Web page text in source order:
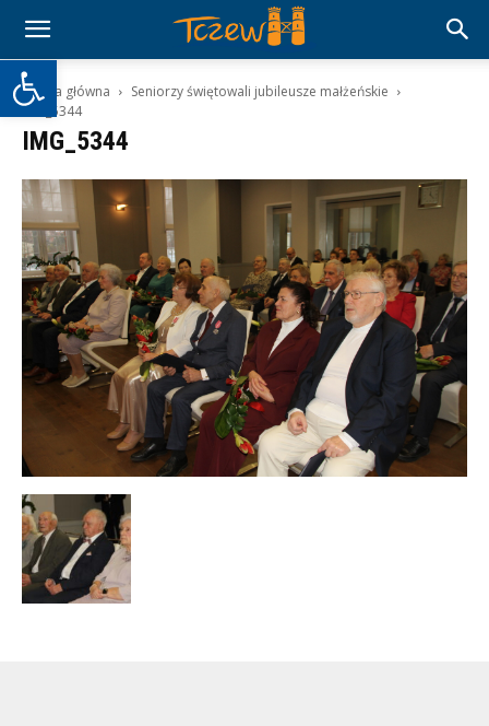
Otwórz pasek narzędzi
Strona główna
Seniorzy świętowali jubileusze małżeńskie
IMG_5344
IMG_5344